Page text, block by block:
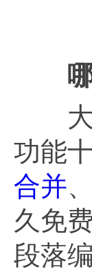
大家
功能
合并
久免
段落